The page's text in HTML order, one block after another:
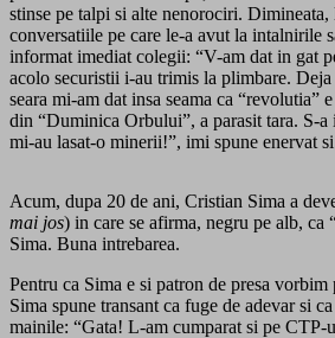
stinse pe talpi si alte nenorociri.
conversatiile pe care le-a avut la intalnirile
informat imediat colegii: “V-am dat in gat
acolo securistii i-au trimis la plimbare.
seara mi-am dat insa seama ca
din “Duminica Orbului”, a parasit tara. S-
mi-au lasat-o minerii!”, imi spune enervat
Acum, dupa 20 de ani, Cristian Sima a
mai jos) in care se afirma, negru pe alb, ca
Sima. Buna intrebarea.
Pentru ca Sima e si patron de presa
Sima spune transant ca fuge de adevar si
mainile: “Gata! L-am cumparat si pe CTP-